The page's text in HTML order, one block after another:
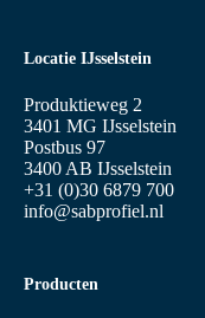
Locatie IJsselstein
Produktieweg 2
3401 MG IJsselstein
Postbus 97
3400 AB IJsselstein
+31 (0)30 6879 700
info@sabprofiel.nl
Producten